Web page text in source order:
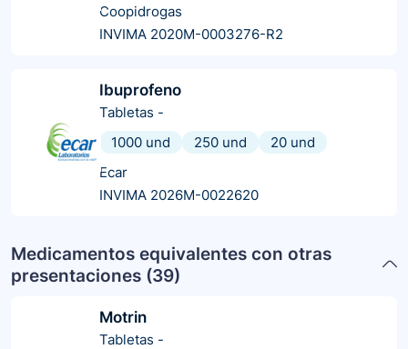
Coopidrogas
INVIMA 2020M-0003276-R2
Ibuprofeno
Tabletas -
1000 und
250 und
20 und
Ecar
INVIMA 2026M-0022620
Medicamentos equivalentes con otras
presentaciones (39)
Motrin
Tabletas -